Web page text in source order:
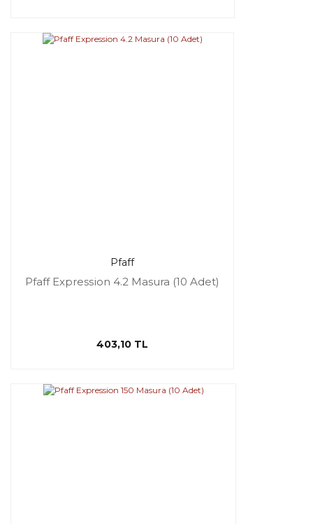
Pfaff
Pfaff Expression 4.2 Masura (10 Adet)
403,10 TL